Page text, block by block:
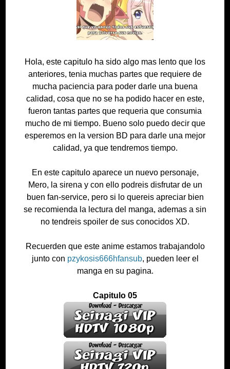
Hola, este capitulo ha sido algo mas lento que los
anteriores, tenia muchas partes que requiere de
mucha paciencia para poder darle una buena
calidad, cosa que no se ha podido hacer en este,
fueron tantas partes que requeria que consumia
mucho de mi tiempo. Bueno solo puedo decir que
esperemos en la version BD para darle una mejor
calidad, ya que tendremos tiempo.
En este capitulo aparece un nuevo personaje,
Mero, la sirena y con ello podreis disfrutar de un
buen fan-service, pero si lo quereis apreciar bien
se recomienda la lectura del manga, ademas a sin
no tendreis spoiler de sus conocidos XD.
Recuerden que este anime estamos trabajandolo
junto con pzykosis666hfansub, pueden leer el
manga en su pagina.
Capitulo 05